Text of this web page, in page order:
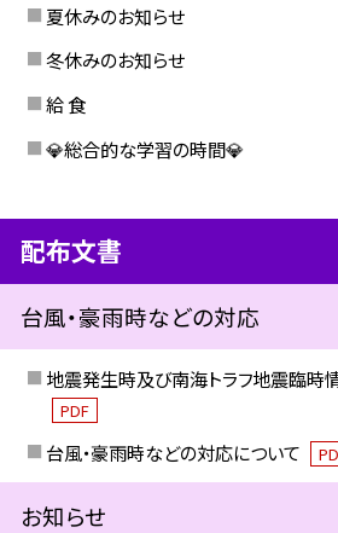
夏休みのお知らせ
冬休みのお知らせ
給 食
💎総合的な学習の時間💎
配布文書
台風・豪雨時などの対応
地震発生時及び南海トラフ地震臨時
PDF
台風・豪雨時などの対応について
お知らせ